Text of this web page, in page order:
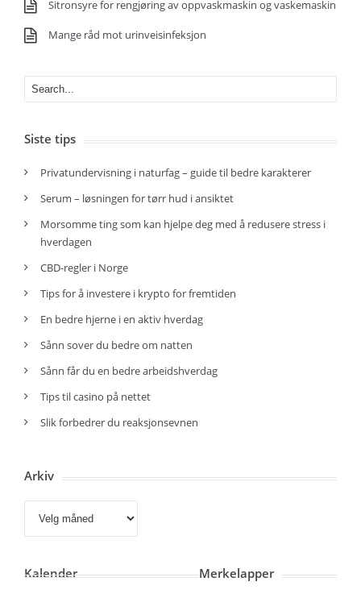
Sitronsyre for rengjøring av oppvaskmaskin og vaskemaskin
Mange råd mot urinveisinfeksjon
Siste tips
Privatundervisning i naturfag – guide til bedre karakterer
Serum – løsningen for tørr hud i ansiktet
Morsomme ting som kan hjelpe deg med å redusere stress i
hverdagen
CBD-regler i Norge
Tips for å investere i krypto for fremtiden
En bedre hjerne i en aktiv hverdag
Sånn sover du bedre om natten
Sånn får du en bedre arbeidshverdag
Tips til casino på nettet
Slik forbedrer du reaksjonsevnen
Arkiv
Kalender Merkelapper